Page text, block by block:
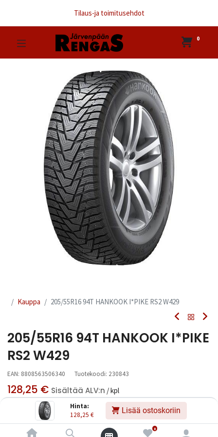
Hinta:
128,25 € Lisää ostoskoriin
0
Tilaus-ja toimitusehdot
0
Kauppa 205/55R16 94T HANKOOK I*PIKE RS2 W429
205/55R16 94T HANKOOK I*PIKE
RS2 W429
EAN: 8808563506340 Tuotekoodi: 230843
128,25 € Sisältää ALV:n / kpl
Toimittajilla (kotimaa): Saatavilla
Toimitusaika:
0 arkipäivää